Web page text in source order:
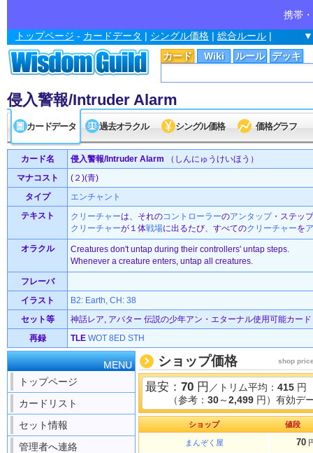
携帯
カード Wiki ルール デッキ
トップページ - カードデータ | シングル価格 | 総合ルール |
侵入警報/Intruder Alarm
カードデータ 過去オラクル シングル価格 価格グラフ
カード名 侵入警報/Intruder Alarm （しんにゅうけいほう）
マナコスト
(２)(青)
タイプ
エンチャント
テキスト
クリーチャーは、それのコントローラーのアンタップ・ステッ
クリーチャーが１体戦場に出るたび、すべてのクリーチャーを
オラクル
Creatures don't untap during their controllers' untap steps.
Whenever a creature enters, untap all creatures.
フレーバ
イラスト
B2: Earth, CH: 38
セット等
神話レア, アバター 伝説の少年アン・エターナル使用可能カー
再録
TLE WOT 8ED STH
MENU
トップページ
カードリスト
セット情報
管理者へ連絡
ショップ価格 shop
最安： 70 円 ／トリム平均： 415 円
（参考： 30～2,499 円）有効デ
ショップ 値段
まんぞく屋 70